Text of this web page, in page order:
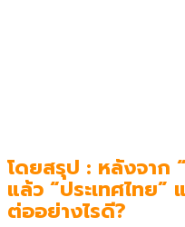
โดยสรุป : หลังจาก
แล้ว “ประเทศไทย”
ต่ออย่างไรดี?